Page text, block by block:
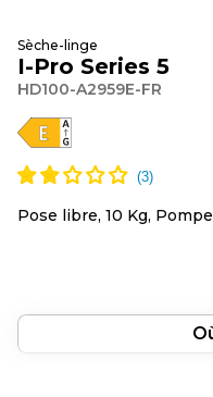
Sèche-linge
I-Pro Series 5
HD100-A2959E-FR
Pose libre, 10 Kg,